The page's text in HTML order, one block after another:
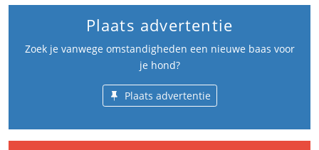
Plaats advertentie
Zoek je vanwege omstandigheden een nieuwe baas voor
je hond?
Plaats advertentie